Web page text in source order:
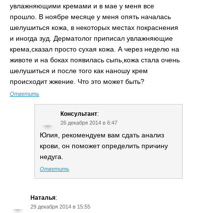
увлажняющими кремами и в мае у меня все
прошло. В ноябре месяце у меня опять началась
шелушиться кожа, в некоторых местах покраснения
и иногда зуд. Дерматолог приписал увлажняющие
крема,сказал просто сухая кожа. А через неделю на
животе и на боках появилась сыпь,кожа стала очень
шелушиться и после того как наношу крем
происходит жжение. Что это может быть?
Ответить
Консультант:
26 декабря 2014 в 6:47
Юлия, рекомендуем вам сдать анализ
крови, он поможет определить причину
недуга.
Ответить
Наталья:
29 декабря 2014 в 15:55